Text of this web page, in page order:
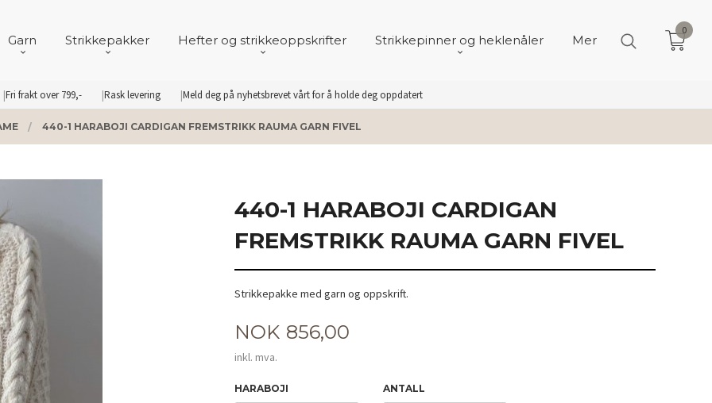
Fri frakt over 799,- Rask levering Meld deg på nyhetsbrevet vårt for å holde deg oppdatert
Garn Strikkepakker Hefter og strikkeoppskrifter Strikkepinner og heklenåler Mer
0
440-1 HARABOJI CARDIGAN FREMSTRIKK RAUMA GARN FIVEL
440-1 HARABOJI CARDIGAN
FREMSTRIKK RAUMA GARN FIVEL
Strikkepakke med garn og oppskrift.
Pris
NOK 856,00
inkl. mva.
HARABOJI ANTALL